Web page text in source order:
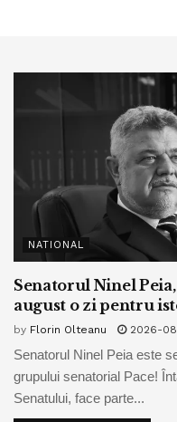
NATIONAL
Senatorul Ninel
august o zi pentru
by Florin Olteanu 2026-
Senatorul Ninel Peia este
grupului senatorial Pace!
Senatului, face parte...